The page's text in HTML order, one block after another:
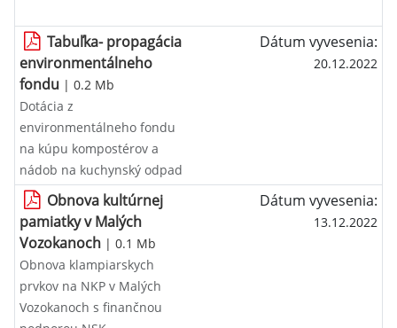
Tabuľka- propagácia
environmentálneho
fondu | 0.2 Mb
Dátum vyvesenia:
20.12.2022
Dotácia z
environmentálneho fondu
na kúpu kompostérov a
nádob na kuchynský odpad
Obnova kultúrnej
pamiatky v Malých
Vozokanoch | 0.1 Mb
Dátum vyvesenia:
13.12.2022
Obnova klampiarskych
prvkov na NKP v Malých
Vozokanoch s finančnou